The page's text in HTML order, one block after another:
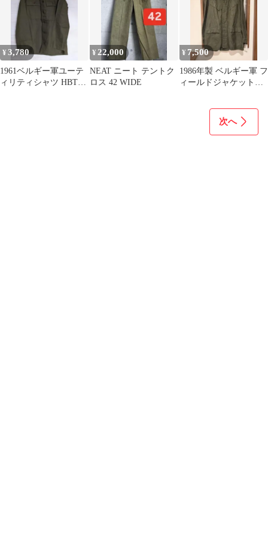
¥3,780
1961ベルギー軍ユーテ
ィリティシャツ HBT
¥22,000
NEAT ニート テントク
ロス 42 WIDE
¥ 7,500
1986年製 ベルギー軍 フ
ィールドジャケット
次へ